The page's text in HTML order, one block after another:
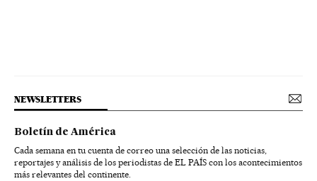
NEWSLETTERS
Boletín de América
Cada semana en tu cuenta de correo una selección de las noticias,
reportajes y análisis de los periodistas de EL PAÍS con los acontecimientos
más relevantes del continente.